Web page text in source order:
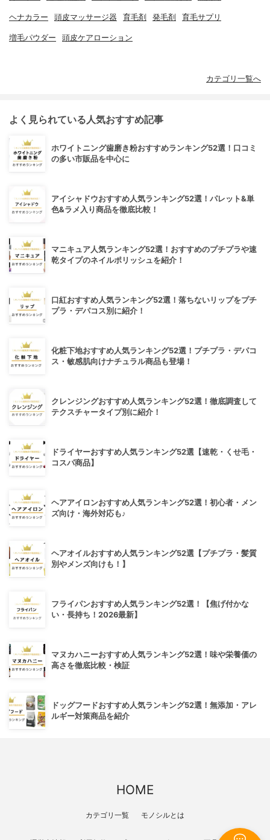
ヘナカラー 頭皮マッサージ器 育毛剤 発毛剤 育毛サプリ
増毛パウダー 頭皮ケアローション
カテゴリ一覧へ
よく見られている人気おすすめ記事
ホワイトニング歯磨き粉おすすめランキング52選！口コミ
の多い市販品を中心に
アイシャドウおすすめ人気ランキング52選！パレット&単
色&ラメ入り商品を徹底比較！
マニキュア人気ランキング52選！おすすめのプチプラや速
乾タイプのネイルポリッシュを紹介！
口紅おすすめ人気ランキング52選！落ちないリップをプチ
プラ・デパコス別に紹介！
化粧下地おすすめ人気ランキング52選！プチプラ・デパコ
ス・敏感肌向けナチュラル商品も登場！
クレンジングおすすめ人気ランキング52選！徹底調査して
テクスチャータイプ別に紹介！
ドライヤーおすすめ人気ランキング52選【速乾・くせ毛・
コスパ商品】
ヘアアイロンおすすめ人気ランキング52選！初心者・メン
ズ向け・海外対応も♪
ヘアオイルおすすめ人気ランキング52選【プチプラ・髪質
別やメンズ向けも！】
フライパンおすすめ人気ランキング52選！【焦げ付かな
い・長持ち！2026最新】
マヌカハニーおすすめ人気ランキング52選！味や栄養価の
高さを徹底比較・検証
ドッグフードおすすめ人気ランキング52選！無添加・アレ
ルギー対策商品を紹介
HOME
カテゴリ一覧 モノシルとは